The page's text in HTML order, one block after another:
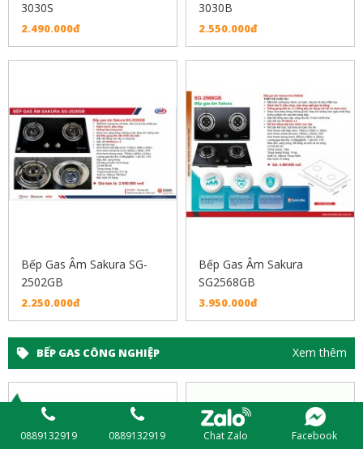
3030S
2.490.000đ
3030B
2.550.000đ
Bếp Gas Âm Sakura SG-
2502GB
2.250.000đ
Bếp Gas Âm Sakura
SG2568GB
3.950.000đ
BẾP GAS CÔNG NGHIỆP Xem thêm
0889132919 0889132919 Chat Zalo Facebook